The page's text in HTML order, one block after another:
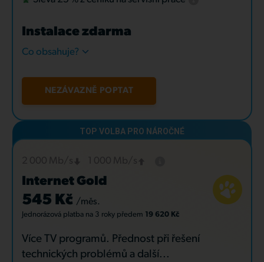
Instalace zdarma
Co obsahuje?
NEZÁVAZNĚ POPTAT
Internet Gold
545 Kč /měs.
Jednorázová platba na 3 roky předem 19 620 Kč
Více TV programů. Přednost při řešení
technických problémů a další...